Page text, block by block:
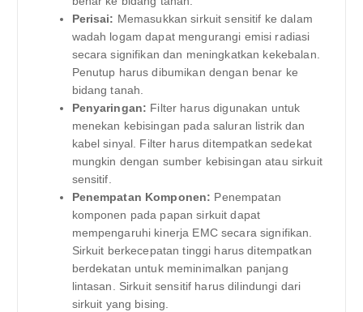
Perisai: Memasukkan sirkuit sensitif ke dalam
wadah logam dapat mengurangi emisi radiasi
secara signifikan dan meningkatkan kekebalan.
Penutup harus dibumikan dengan benar ke
bidang tanah.
Penyaringan: Filter harus digunakan untuk
menekan kebisingan pada saluran listrik dan
kabel sinyal. Filter harus ditempatkan sedekat
mungkin dengan sumber kebisingan atau sirkuit
sensitif.
Penempatan Komponen: Penempatan
komponen pada papan sirkuit dapat
mempengaruhi kinerja EMC secara signifikan.
Sirkuit berkecepatan tinggi harus ditempatkan
berdekatan untuk meminimalkan panjang
lintasan. Sirkuit sensitif harus dilindungi dari
sirkuit yang bising.